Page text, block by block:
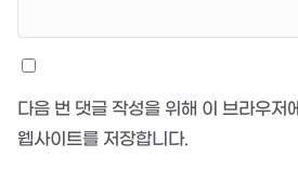
다음 번 댓글 작성을 위해 이 브라우저
웹사이트를 저장합니다.